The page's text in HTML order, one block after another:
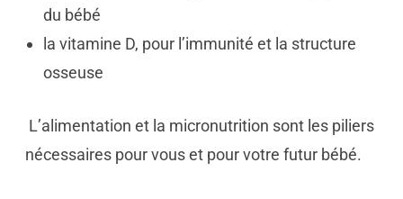
du bébé
la vitamine D, pour l’immunité et la structure
osseuse
L’alimentation et la micronutrition sont les piliers
nécessaires pour vous et pour votre futur bébé.